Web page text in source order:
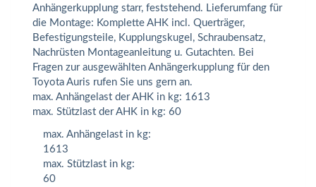
Anhängerkupplung starr, feststehend. Lieferumfang für
die Montage: Komplette AHK incl. Querträger,
Befestigungsteile, Kupplungskugel, Schraubensatz,
Nachrüsten Montageanleitung u. Gutachten. Bei
Fragen zur ausgewählten Anhängerkupplung für den
Toyota Auris rufen Sie uns gern an.
max. Anhängelast der AHK in kg: 1613
max. Stützlast der AHK in kg: 60
max. Anhängelast in kg:
1613
max. Stützlast in kg:
60